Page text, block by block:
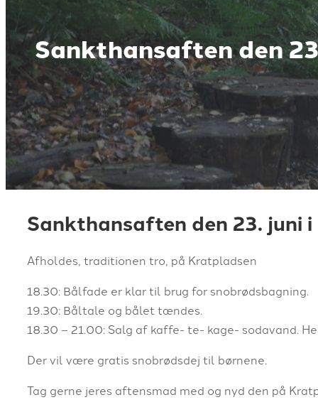
Sankthansaften den
Sankthansaften den 23. juni
Afholdes, traditionen tro, på Kratpladsen
18.30: Bålfade er klar til brug for snobrødsbagning.
19.30: Båltale og bålet tændes.
18.30 – 21.00: Salg af kaffe- te- kage- sodavand.
Der vil være gratis snobrødsdej til børnene.
Tag gerne jeres aftensmad med og nyd den på